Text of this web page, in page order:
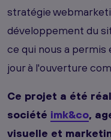
stratégie
développement du
ce qui nous a permis
jour à l'ouverture
Ce projet a été
société imk&co,
visuelle et